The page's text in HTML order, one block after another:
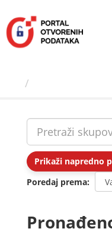
sadržaj
Prikaži napredno
Poredaj prema